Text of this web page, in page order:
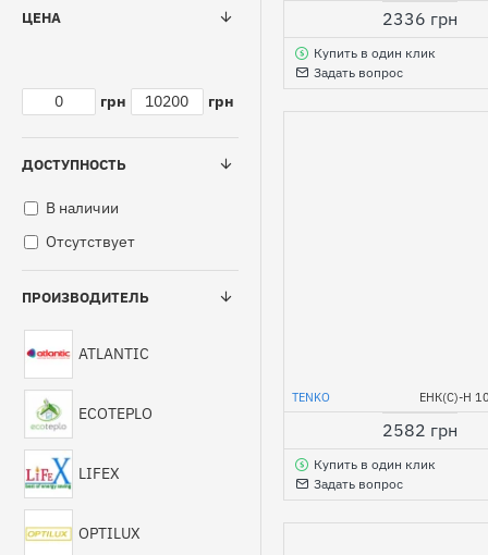
ЦЕНА
грн грн
ПРОИЗВОДИТЕЛЬ
ATLANTIC
ECOTEPLO
LIFEX
OPTILUX
ДОСТУПНОСТЬ
В наличии
Отсутствует
2336 грн
Купить в один клик
Задать вопрос
TENKO ЕНК(С)-Н
2582 грн
Купить в один клик
Задать вопрос